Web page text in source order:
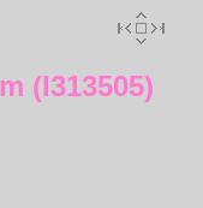
(I313505)